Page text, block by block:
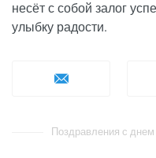
несёт с собой залог
улыбку радости.
Поздравления с